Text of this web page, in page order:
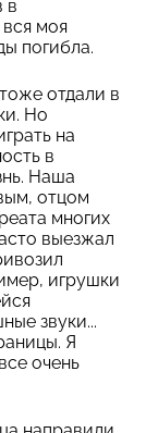
в
моя
погибла.
отдали в
Но
на
в
Наша
отцом
многих
выезжал
игрушки
звуки...
Я
очень